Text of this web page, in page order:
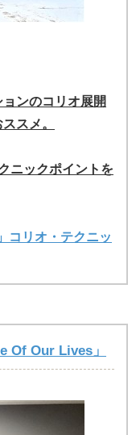
ンのコリオ展開
スメ。
ニックポイントを
コリオ・テクニッ
Of Our Lives」